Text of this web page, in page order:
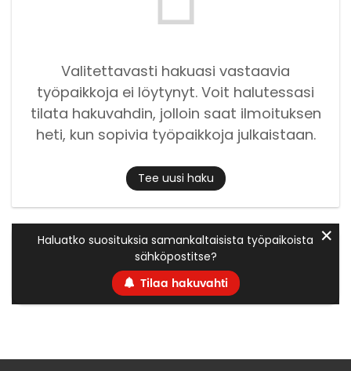
Valitettavasti hakuasi vastaavia
työpaikkoja ei löytynyt. Voit halutessasi
tilata hakuvahdin, jolloin saat ilmoituksen
heti, kun sopivia työpaikkoja julkaistaan.
Tee uusi haku
Haluatko suosituksia samankaltaisista työpaikoista
sähköpostitse?
Tilaa hakuvahti
✕